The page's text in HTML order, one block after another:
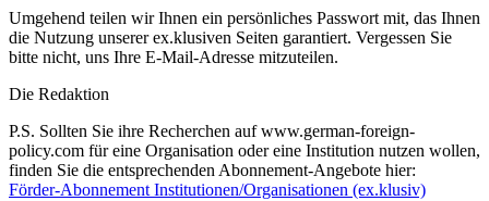
Umgehend teilen wir Ihnen ein persönliches Passwort mit, das Ihnen
die Nutzung unserer ex.klusiven Seiten garantiert. Vergessen Sie
bitte nicht, uns Ihre E-Mail-Adresse mitzuteilen.
Die Redaktion
P.S. Sollten Sie ihre Recherchen auf www.german-foreign-
policy.com für eine Organisation oder eine Institution nutzen wollen,
finden Sie die entsprechenden Abonnement-Angebote hier:
Förder-Abonnement Institutionen/Organisationen (ex.klusiv)